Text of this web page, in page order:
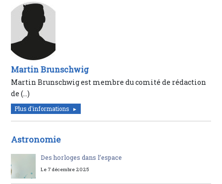
Martin Brunschwig
Martin Brunschwig est membre du comité de rédaction
de (…)
Plus d'informations
Astronomie
Des horloges dans l’espace
Le 7 décembre 2025